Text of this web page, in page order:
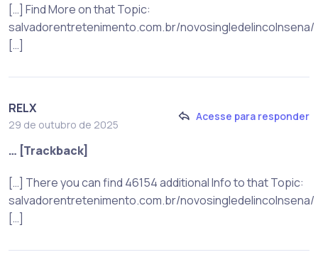
[…] Find More on that Topic:
salvadorentretenimento.com.br/novosingledelincolnsena/
[…]
RELX
29 de outubro de 2025
Acesse para responder
… [Trackback]
[…] There you can find 46154 additional Info to that Topic:
salvadorentretenimento.com.br/novosingledelincolnsena/
[…]